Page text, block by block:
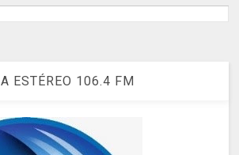
ESTÉREO 106.4 FM